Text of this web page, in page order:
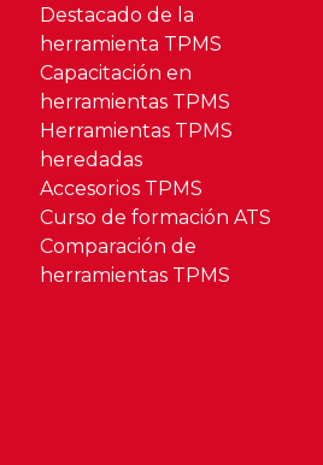
Destacado de la
herramienta TPMS
Capacitación en
herramientas TPMS
Herramientas TPMS
heredadas
Accesorios TPMS
Curso de formación ATS
Comparación de
herramientas TPMS